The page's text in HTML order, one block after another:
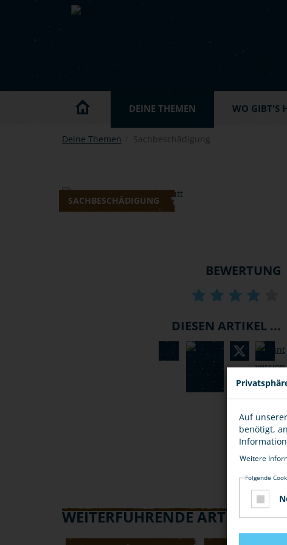
Skip to main content
DEINE THEMEN WO GIBT'S
Deine Themen Sachbeschädigung
SACHBESCHÄDIGUNG
BEWERTUNG
DIESEN ARTIKEL ...
WEITERFÜHRENDE ARTIKEL
Auf
benötigt,
Weitere
Folgende